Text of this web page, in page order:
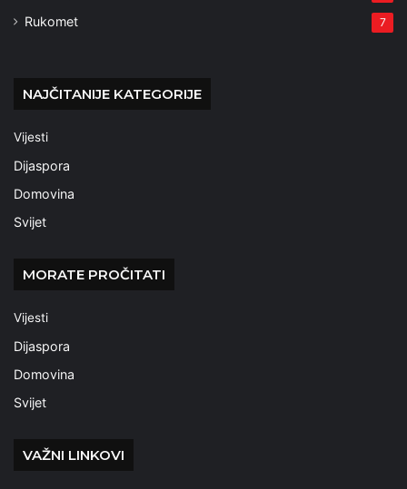
Rukomet 7
NAJČITANIJE KATEGORIJE
Vijesti
Dijaspora
Domovina
Svijet
MORATE PROČITATI
Vijesti
Dijaspora
Domovina
Svijet
VAŽNI LINKOVI